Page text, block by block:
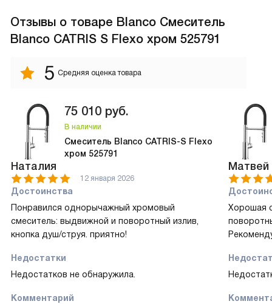
Отзывы о товаре Blanco Смеситель
Blanco CATRIS S Flexo хром 525791
5 Средняя оценка товара
75 010 руб.
В наличии
Смеситель Blanco CATRIS-S Flexo
хром 525791
Наталия
12 января 2026
Достоинства
Понравился однорычажный хромовый
смеситель: выдвижной и поворотный излив,
кнопка душ/струя. приятно!
Недостатки
Недостатков не обнаружила.
Комментарий
Матвей
Хорошая